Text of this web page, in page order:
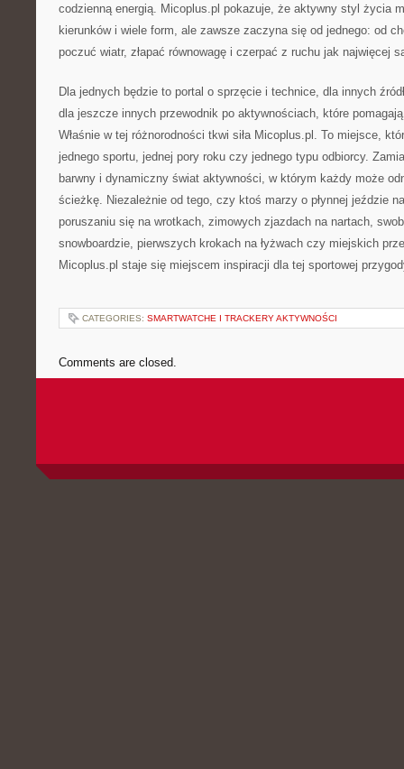
codzienną energią. Micoplus.pl pokazuje, że aktywny styl życia
kierunków i wiele form, ale zawsze zaczyna się od jednego: od
poczuć wiatr, złapać równowagę i czerpać z ruchu jak najwięcej
Dla jednych będzie to portal o sprzęcie i technice, dla innych
dla jeszcze innych przewodnik po aktywnościach, które
Właśnie w tej różnorodności tkwi siła Micoplus.pl. To miejsce,
jednego sportu, jednej pory roku czy jednego typu odbiorcy.
barwny i dynamiczny świat aktywności, w którym każdy może
ścieżkę. Niezależnie od tego, czy ktoś marzy o płynnej jeździe
poruszaniu się na wrotkach, zimowych zjazdach na nartach,
snowboardzie, pierwszych krokach na łyżwach czy miejskich
Micoplus.pl staje się miejscem inspiracji dla tej sportowej
CATEGORIES: SMARTWATCHE I TRACKERY AKTYWNOŚCI
Comments are closed.